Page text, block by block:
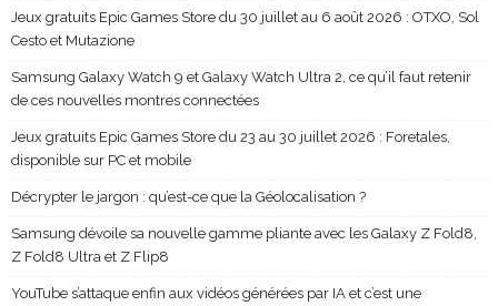
Jeux gratuits Epic Games Store du 30 juillet au 6 août 2026 : OTXO, Sol
Cesto et Mutazione
Samsung Galaxy Watch 9 et Galaxy Watch Ultra 2, ce qu’il faut retenir
de ces nouvelles montres connectées
Jeux gratuits Epic Games Store du 23 au 30 juillet 2026 : Foretales,
disponible sur PC et mobile
Décrypter le jargon : qu’est-ce que la Géolocalisation ?
Samsung dévoile sa nouvelle gamme pliante avec les Galaxy Z Fold8,
Z Fold8 Ultra et Z Flip8
YouTube s’attaque enfin aux vidéos générées par IA et c’est une